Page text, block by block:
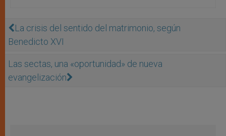
La crisis del sentido del matrimonio, según
Benedicto XVI
Las sectas, una «oportunidad» de nueva
evangelización